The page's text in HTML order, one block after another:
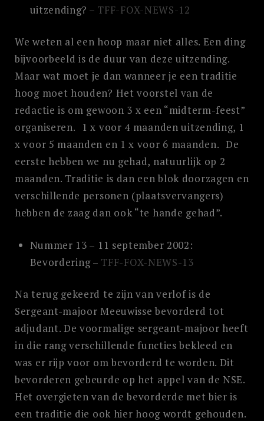
uitzending? – TFF-FOX-NEWS-12
We weten al een hoop maar niet alles. Een ding
bijvoorbeeld is de duur van deze uitzending.
Maar wat moet je dan wanneer je een traditie
hoog moet houden? Het voorstel van de
redactie is om gewoon 3 x een “midterm-feest”
organiseren. 1 x voor 4 maanden uitzending, 1
x voor 5 maanden en 1 x voor 6 maanden. De
eerste hebben we nu gehad, natuurlijk op 2
maanden. Traditie is dan een blok doorzagen en
verschillende personen (plaatsvervangers)
hebben de zaag dan ook “te hande gehad”.
Nummer 13 – 11 september 2002:
Bevordering – TFF-FOX-NEWS-13
Na terug gekeerd te zijn van verlof is de
Sergeant-majoor Meeuwisse bevorderd tot
adjudant. De voormalige sergeant-majoor heeft
in die rang verschillende functies bekleed en
was er rijp voor om bevorderd te worden. Dit
bevorderen gebeurde op het appel van de NSE.
Het overgieten van de bevorderde met bier is
een traditie die ook hier hoog wordt gehouden.